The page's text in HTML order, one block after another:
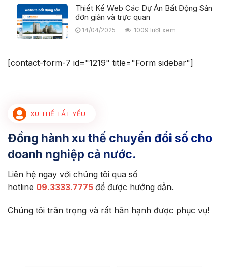
Thiết Kế Web Các Dự Án Bất Động Sản
đơn giản và trực quan
14/04/2025 1009 lượt xem
[contact-form-7 id="1219" title="Form sidebar"]
XU THẾ TẤT YẾU
Đồng hành xu thế chuyển đổi số cho
doanh nghiệp cả nước.
Liên hệ ngay với chúng tôi qua số
hotline 09.3333.7775 để được hướng dẫn.
Chúng tôi trân trọng và rất hân hạnh được phục vụ!